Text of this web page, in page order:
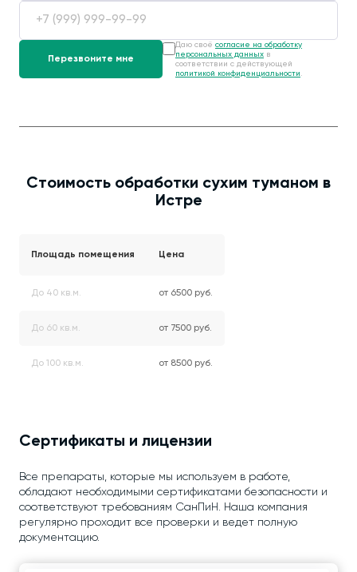
Даю своё согласие на обработку
персональных данных в
соответствии с действующей
политикой конфиденциальности .
Стоимость обработки сухим туманом в
Истре
Площадь помещения Цена
До 40 кв.м. от 6500 руб.
До 60 кв.м. от 7500 руб.
До 100 кв.м. от 8500 руб.
Сертификаты и лицензии
Все препараты, которые мы используем в работе,
обладают необходимыми сертификатами безопасности и
соответствуют требованиям СанПиН. Наша компания
регулярно проходит все проверки и ведет полную
документацию.